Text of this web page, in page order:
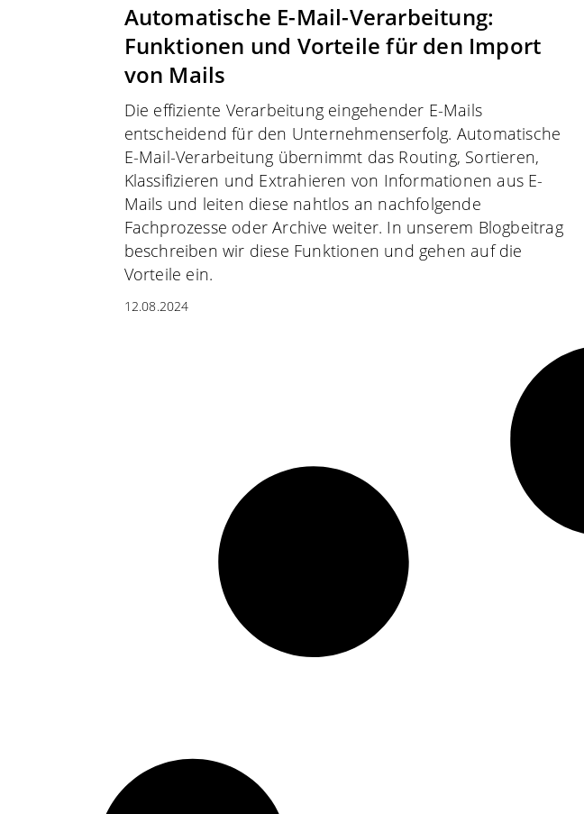
Automatische E-Mail-Verarbeitung:
Funktionen und Vorteile für den Import
von Mails
Die effiziente Verarbeitung eingehender E-Mails
entscheidend für den Unternehmenserfolg. Automatische
E-Mail-Verarbeitung übernimmt das Routing, Sortieren,
Klassifizieren und Extrahieren von Informationen aus E-
Mails und leiten diese nahtlos an nachfolgende
Fachprozesse oder Archive weiter. In unserem Blogbeitrag
beschreiben wir diese Funktionen und gehen auf die
Vorteile ein.
12.08.2024